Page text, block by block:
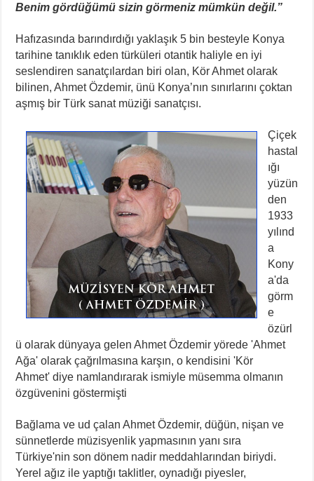
Benim gördüğümü sizin görmeniz mümkün değil.”
Hafızasında barındırdığı yaklaşık 5 bin besteyle Konya
tarihine tanıklık eden türküleri otantik haliyle en iyi
seslendiren sanatçılardan biri olan, Kör Ahmet olarak
bilinen, Ahmet Özdemir, ünü Konya’nın sınırlarını çoktan
aşmış bir Türk sanat müziği sanatçısı.
Çiçek
hastal
ığı
yüzün
den
1933
yılınd
a
Kony
a'da
görm
e
özürl
ü olarak dünyaya gelen Ahmet Özdemir yörede 'Ahmet
Ağa' olarak çağrılmasına karşın, o kendisini 'Kör
Ahmet' diye namlandırarak ismiyle müsemma olmanın
özgüvenini göstermişti
Bağlama ve ud çalan Ahmet Özdemir, düğün, nişan ve
sünnetlerde müzisyenlik yapmasının yanı sıra
Türkiye'nin son dönem nadir meddahlarından biriydi.
Yerel ağız ile yaptığı taklitler, oynadığı piyesler,